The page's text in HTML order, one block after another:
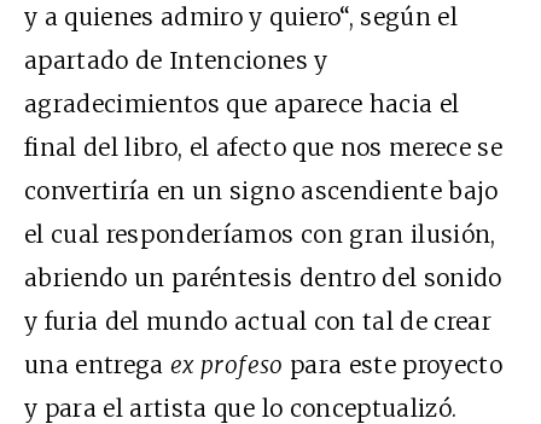
y a quienes admiro y quiero“, según el
apartado de Intenciones y
agradecimientos que aparece hacia el
final del libro, el afecto que nos merece se
convertiría en un signo ascendiente bajo
el cual responderíamos con gran ilusión,
abriendo un paréntesis dentro del sonido
y furia del mundo actual con tal de crear
una entregaex profeso para este proyecto
y para el artista que lo conceptualizó.